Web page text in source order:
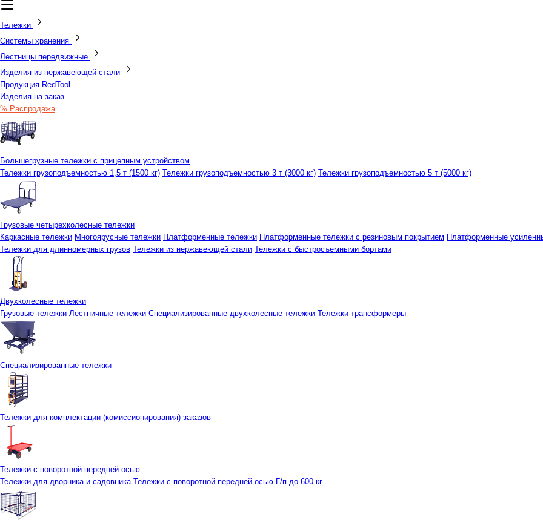
Тележки
Системы хранения
Лестницы передвижные
Изделия из нержавеющей стали
Продукция RedTool
Изделия на заказ
% Распродажа
Большегрузные тележки с прицепным устройством
Тележки грузоподъемностью 1,5 т (1500 кг) Тележки грузоподъемностью 3 т (3000 кг) Тележки грузоподъемностью 5 т (5000 кг)
Грузовые четырехколесные тележки
Каркасные тележки Многоярусные тележки Платформенные тележки Платформенные тележки с резиновым покрытием Платформенные
Тележки для длинномерных грузов Тележки из нержавеющей стали Тележки с быстросъемными бортами
Двухколесные тележки
Грузовые тележки Лестничные тележки Специализированные двухколесные тележки Тележки-трансформеры
Специализированные тележки
Тележки для комплектации (комиссионирования) заказов
Тележки с поворотной передней осью
Тележки для дворника и садовника Тележки с поворотной передней осью Г/п до 600 кг